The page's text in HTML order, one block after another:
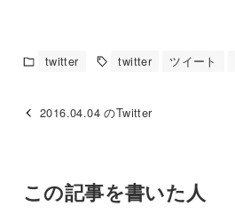
twitter twitter ツイート
2016.04.04 のTwitter
この記事を書いた人